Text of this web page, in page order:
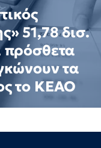
51,78 δισ.
τα
το ΚΕΑΟ